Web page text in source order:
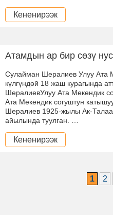
Кененирээк
Атамдын ар бир сөзү
Сулайман Шералиев Улуу Ата
күлгүндөй 18 жаш курагында
ШералиевУлуу Ата Мекендик
Ата Мекендик согуштун
Шералиев 1925-жылы Ак-
айылында туулган. …
Кененирээк
1 2